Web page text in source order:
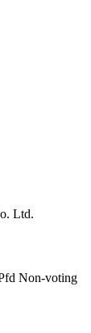
Ltd.
Non-voting